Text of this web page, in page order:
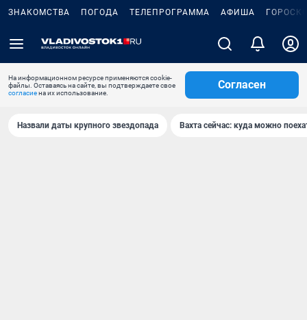
ЗНАКОМСТВА ПОГОДА ТЕЛЕПРОГРАММА АФИША
На информационном ресурсе применяются cookie-
файлы. Оставаясь на сайте, вы подтверждаете свое
согласиена их использование.
Согласен
Назвали даты крупного звездопада Вахта сейчас: куда можно